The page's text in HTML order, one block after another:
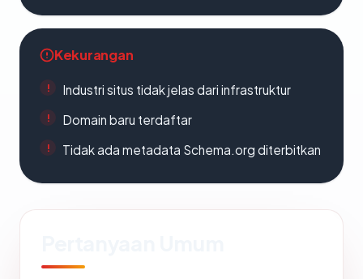
Kekurangan
Industri situs tidak jelas dari infrastruktur
Domain baru terdaftar
Tidak ada metadata Schema.org diterbitkan